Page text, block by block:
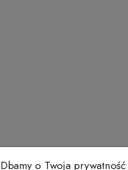
Dbamy o Twoja prywatność